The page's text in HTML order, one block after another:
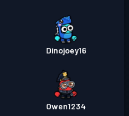
Dinojoey16
Owen1234